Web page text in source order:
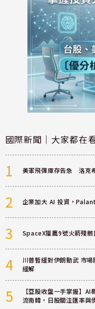
國際新聞｜大家都在
1 美軍飛彈庫存告急 洛克
2 企業加大 AI 投資，
3 SpaceX獵鷹9號火箭殘
4
川普暫緩對伊朗動武 市
緩解
5
【亞股收盤一手掌握】
流南韓，日股關注匯率與